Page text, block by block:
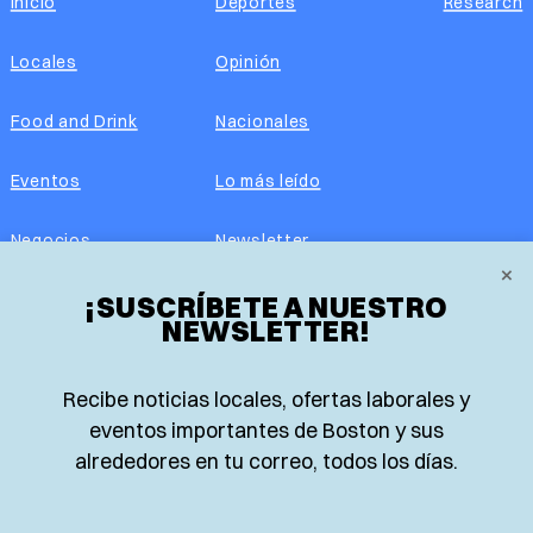
×
¡SUSCRÍBETE A NUESTRO
NEWSLETTER!
Recibe noticias locales, ofertas laborales y
eventos importantes de Boston y sus
alrededores en tu correo, todos los días.
Locales
Food and Drink
Eventos
Negocios
Real Estate
Guía de Recursos
Opinión
Nacionales
Lo más leído
Newsletter
Edición impresa
Advertise with us